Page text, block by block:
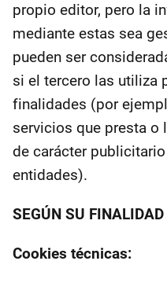
propio editor, pero la
mediante estas sea
pueden ser
si el tercero las utiliza
finalidades (por
servicios que presta o
de carácter
entidades).
SEGÚN SU FINALIDAD
Cookies técnicas: